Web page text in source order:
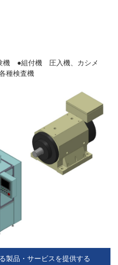
機 ●組付機 圧入機、カシメ
種検査機
製品・サービスを提供する